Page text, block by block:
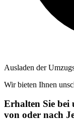
Ausladen der
Wir bieten Ihnen
Erhalten Sie bei
von oder nach